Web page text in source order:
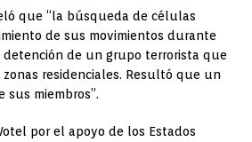
que “la búsqueda de células
de sus movimientos durante
de un grupo terrorista que
residenciales. Resultó que un
miembros”.
por el apoyo de los Estados